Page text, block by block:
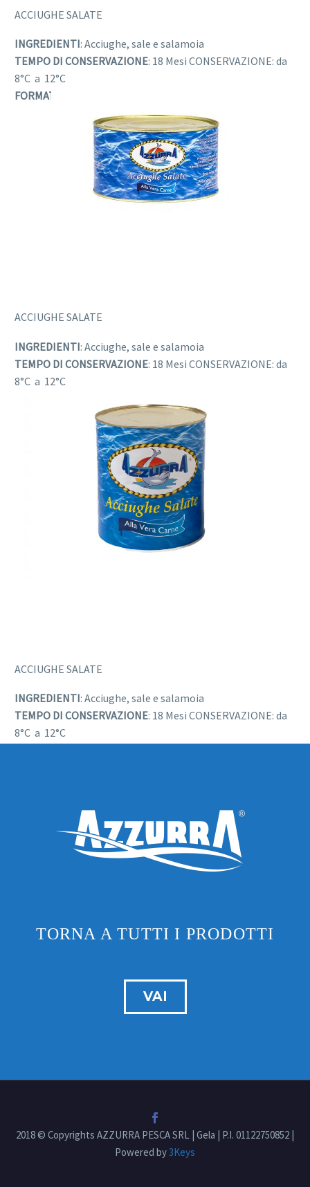
ACCIUGHE SALATE
INGREDIENTI: Acciughe, sale e salamoia
TEMPO DI CONSERVAZIONE: 18 Mesi CONSERVAZIONE: da
8°C a 12°C
FORMATO
ACCIUGHE SALATE
INGREDIENTI: Acciughe, sale e salamoia
TEMPO DI CONSERVAZIONE: 18 Mesi CONSERVAZIONE: da
8°C a 12°C
ACCIUGHE SALATE
INGREDIENTI: Acciughe, sale e salamoia
TEMPO DI CONSERVAZIONE: 18 Mesi CONSERVAZIONE: da
8°C a 12°C
TORNA A TUTTI I PRODOTTI
VAI
2018 © Copyrights AZZURRA PESCA SRL | Gela | P.I. 01122750852 |
Powered by3Keys